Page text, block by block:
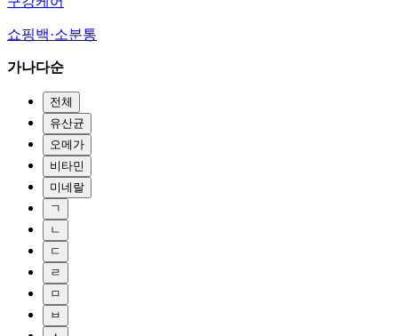
쇼핑백·소분통
가나다순
전체
유산균
오메가
비타민
미네랄
ㄱ
ㄴ
ㄷ
ㄹ
ㅁ
ㅂ